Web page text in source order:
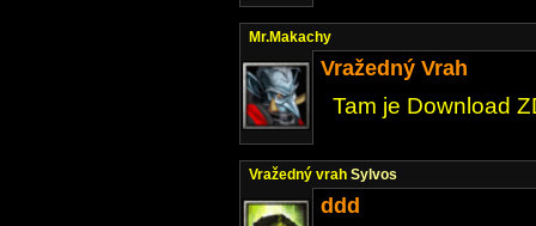
Mr.Makachy
Vražedný Vrah
Tam je Download
Vražedný vrah Sylvos
ddd